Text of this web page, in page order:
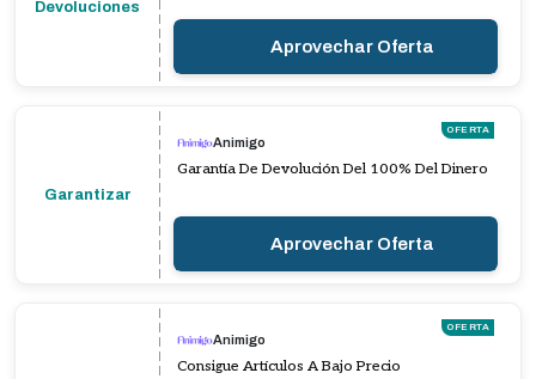
Devoluciones
Aprovechar Oferta
Garantizar
OFERTA
Animigo
Garantía De Devolución Del 100% Del Dinero
Aprovechar Oferta
OFERTA
Animigo
Consigue Artículos A Bajo Precio